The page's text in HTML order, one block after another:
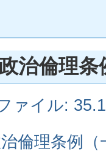
治倫理条
ァイル:
倫理条例